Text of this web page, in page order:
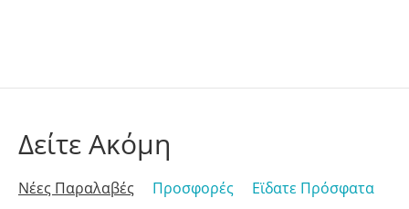
Δείτε Ακόμη
Νέες Παραλαβές Προσφορές Εϊδατε Πρόσφατα